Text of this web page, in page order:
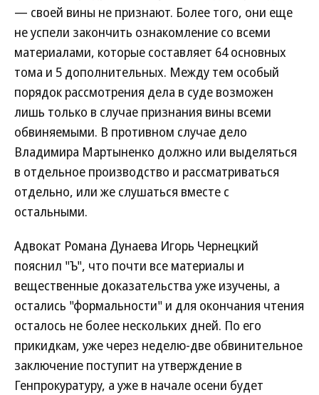
— своей вины не признают. Более того, они еще
не успели закончить ознакомление со всеми
материалами, которые составляет 64 основных
тома и 5 дополнительных. Между тем особый
порядок рассмотрения дела в суде возможен
лишь только в случае признания вины всеми
обвиняемыми. В противном случае дело
Владимира Мартыненко должно или выделяться
в отдельное производство и рассматриваться
отдельно, или же слушаться вместе с
остальными.
Адвокат Романа Дунаева Игорь Чернецкий
пояснил "Ъ", что почти все материалы и
вещественные доказательства уже изучены, а
остались "формальности" и для окончания чтения
осталось не более нескольких дней. По его
прикидкам, уже через неделю-две обвинительное
заключение поступит на утверждение в
Генпрокуратуру, а уже в начале осени будет